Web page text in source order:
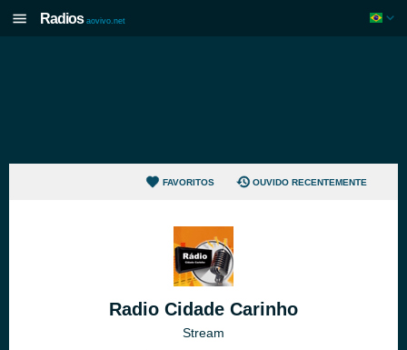
Radios aovivo.net
FAVORITOS OUVIDO RECENTEMENTE
Radio Cidade Carinho
Stream